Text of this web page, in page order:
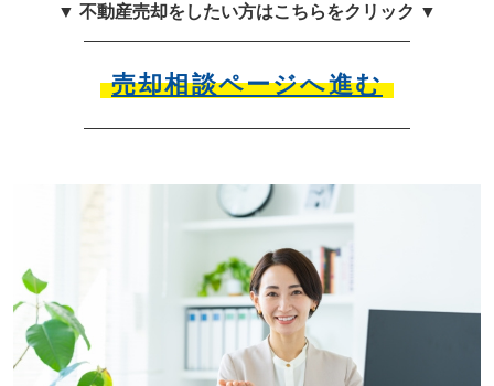
▼ 不動産売却をしたい方はこちらをクリック ▼
売却相談ページへ進む